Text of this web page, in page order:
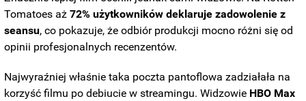
Tomatoes aż72% użytkowników deklaruje zadowolenie z
seansu, co pokazuje, że odbiór produkcji mocno różni się od
opinii profesjonalnych recenzentów.
Najwyraźniej właśnie taka poczta pantoflowa zadziałała na
korzyść filmu po debiucie w streamingu. Widzowie HBO Max